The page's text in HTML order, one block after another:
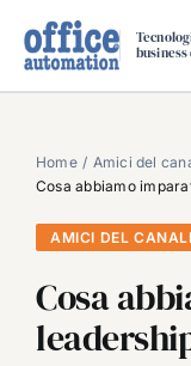
SPECIAL PAPER
TAVOLE ROTONDE
DAL MERCATO
CARRIERE
VIDEO
Home
Amici del
Cosa abbiamo
AMICI DEL
Cosa